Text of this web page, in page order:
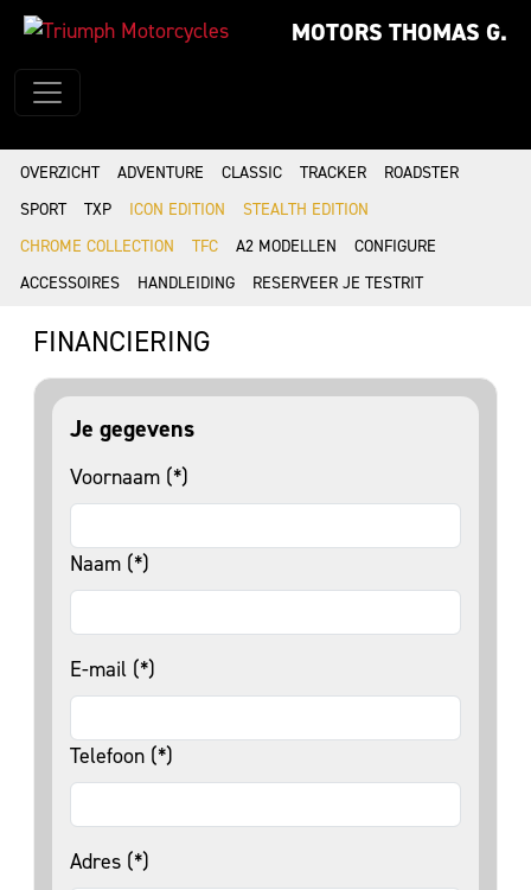
MOTORS THOMAS G.
OVERZICHT ADVENTURE CLASSIC TRACKER
ROADSTER
SPORT
TXP ICON EDITION
STEALTH EDITION
CHROME COLLECTION
TFC A2 MODELLEN
CONFIGURE
ACCESSOIRES
HANDLEIDING RESERVEER JE TESTRIT
FINANCIERING
Je gegevens
Voornaam (*)
Naam (*)
E-mail (*)
Telefoon (*)
Adres (*)